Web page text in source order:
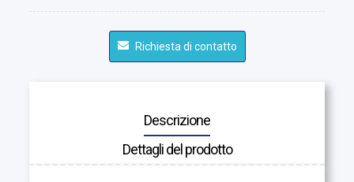
Richiesta di contatto
Descrizione
Dettagli del prodotto